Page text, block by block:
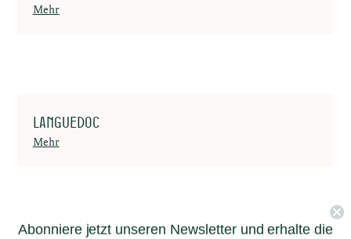
Mehr
Languedoc
Mehr
Abonniere jetzt unseren Newsletter und erhalte die